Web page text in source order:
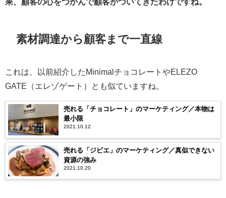
素材調達から顧客まで一直線
これは、以前紹介したMinimalチョコレートやELEZO
GATE（エレゾゲート）とも似ていますね。
売れる「チョコレート」のマーケティング／本物は
最小限
2021.10.12
売れる「ジビエ」のマーケティング／真似できない
資源の強み
2021.10.20